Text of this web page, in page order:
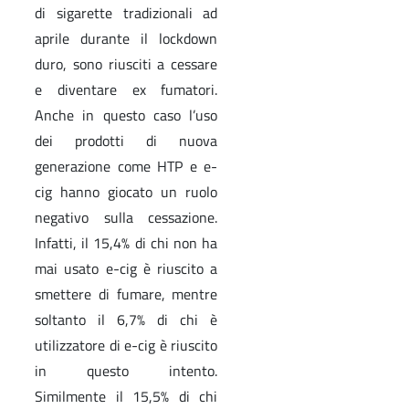
di sigarette tradizionali ad
aprile durante il lockdown
duro, sono riusciti a cessare
e diventare ex fumatori.
Anche in questo caso l’uso
dei prodotti di nuova
generazione come HTP e e-
cig hanno giocato un ruolo
negativo sulla cessazione.
Infatti, il 15,4% di chi non ha
mai usato e-cig è riuscito a
smettere di fumare, mentre
soltanto il 6,7% di chi è
utilizzatore di e-cig è riuscito
in questo intento.
Similmente il 15,5% di chi